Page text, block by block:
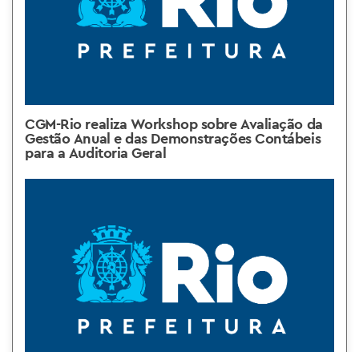
CGM-Rio realiza Workshop sobre Avaliação da
Gestão Anual e das Demonstrações Contábeis
para a Auditoria Geral